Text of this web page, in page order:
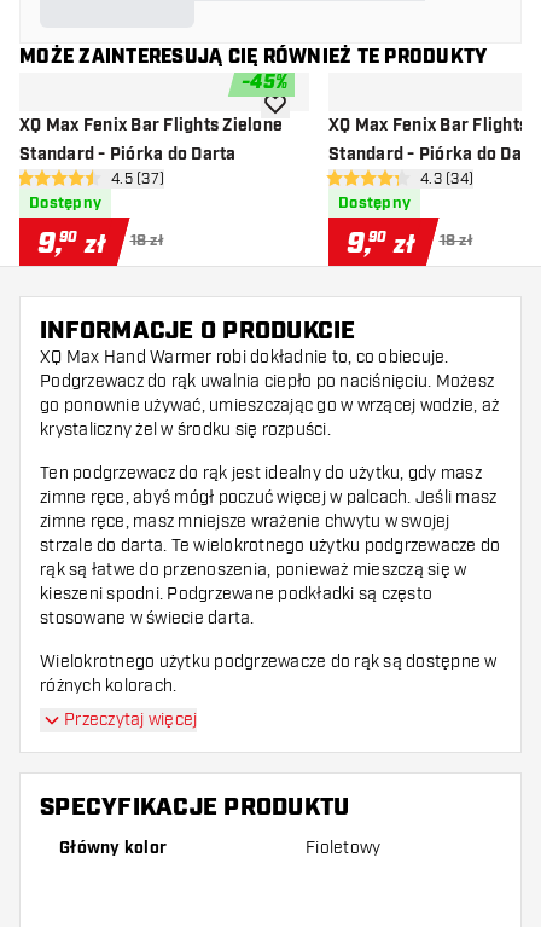
MOŻE ZAINTERESUJĄ CIĘ RÓWNIEŻ TE PRODUKTY
-45%
XQ Max Fenix Bar Flights Zielone
Standard - Piórka do Darta
otwórz panel recenzji
4.5 gwiazdki oceny
4.5 (37)
Dostępny
9,90 zł 18 zł
dodaj do listy życzeń
XQ Max Fenix Bar Flights
Standard - Piórka do
otwórz panel
4.3 gwiazdki oceny
4.3 (34)
Dostępny
9,90 zł 18 zł
INFORMACJE O PRODUKCIE
XQ Max Hand Warmer robi dokładnie to, co obiecuje.
Podgrzewacz do rąk uwalnia ciepło po naciśnięciu. Możesz
go ponownie używać, umieszczając go w wrzącej wodzie, aż
krystaliczny żel w środku się rozpuści.
Ten podgrzewacz do rąk jest idealny do użytku, gdy masz
zimne ręce, abyś mógł poczuć więcej w palcach. Jeśli masz
zimne ręce, masz mniejsze wrażenie chwytu w swojej
strzale do darta. Te wielokrotnego użytku podgrzewacze do
rąk są łatwe do przenoszenia, ponieważ mieszczą się w
kieszeni spodni. Podgrzewane podkładki są często
stosowane w świecie darta.
Wielokrotnego użytku podgrzewacze do rąk są dostępne w
różnych kolorach.
Zawartość: 1 sztuka
Przeczytaj więcej
SPECYFIKACJE PRODUKTU
Główny kolor Fioletowy